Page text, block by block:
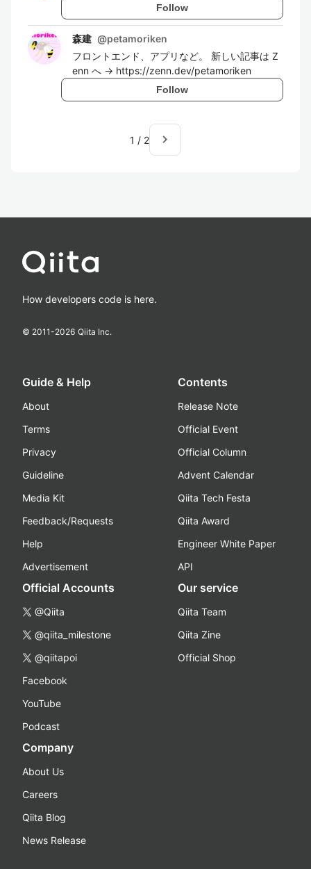
Follow
森建 @petamoriken
フロントエンド、アプリなど。 新しい記事は Z
enn へ → https://zenn.dev/petamoriken
Follow
1 / 2 navigate_next
How developers code is here.
© 2011-2026 Qiita Inc.
Guide & Help
About
Terms
Privacy
Guideline
Media Kit
Feedback/Requests
Help
Advertisement
Contents
Release Note
Official Event
Official Column
Advent Calendar
Qiita Tech Festa
Qiita Award
Engineer White Paper
API
Official Accounts
@Qiita
@qiita_milestone
@qiitapoi
Facebook
YouTube
Podcast
Our service
Qiita Team
Qiita Zine
Official Shop
Company
About Us
Careers
Qiita Blog
News Release